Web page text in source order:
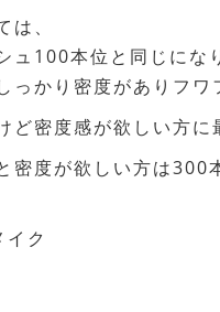
は、
ュ100本位と同じにな
っかり密度がありフワ
ど密度感が欲しい方に
密度が欲しい方は
ク